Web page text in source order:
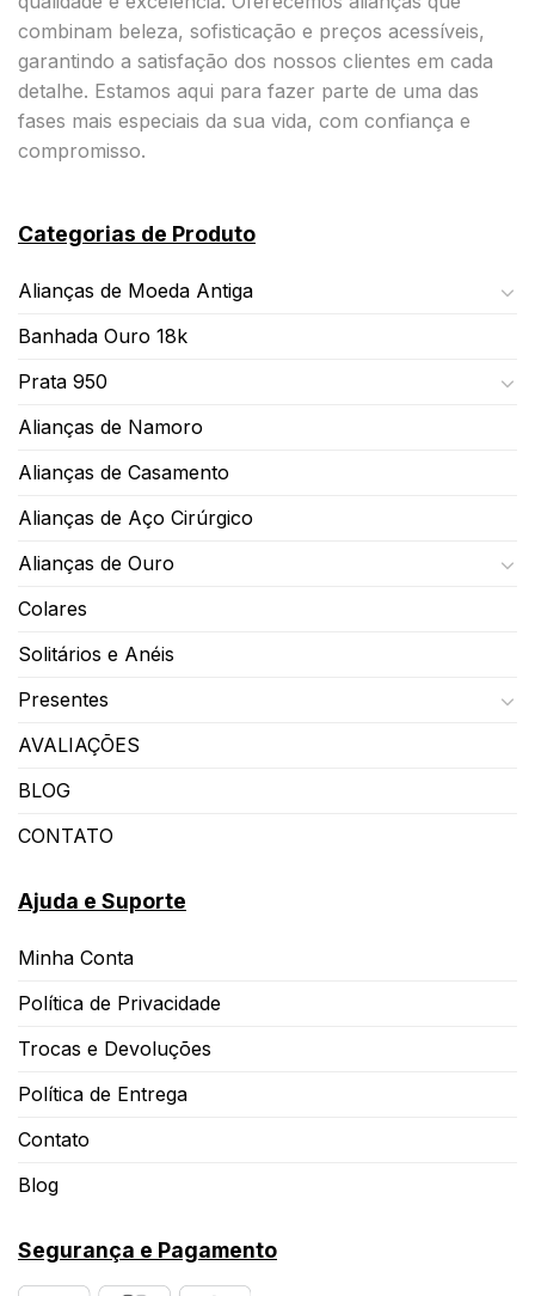
combinam beleza, sofisticação e preços acessíveis,
garantindo a satisfação dos nossos clientes em cada
detalhe. Estamos aqui para fazer parte de uma das
fases mais especiais da sua vida, com confiança e
compromisso.
Categorias de Produto
Alianças de Moeda Antiga
Banhada Ouro 18k
Prata 950
Alianças de Namoro
Alianças de Casamento
Alianças de Aço Cirúrgico
Alianças de Ouro
Colares
Solitários e Anéis
Presentes
AVALIAÇÕES
BLOG
CONTATO
Ajuda e Suporte
Minha Conta
Política de Privacidade
Trocas e Devoluções
Política de Entrega
Contato
Blog
Segurança e Pagamento